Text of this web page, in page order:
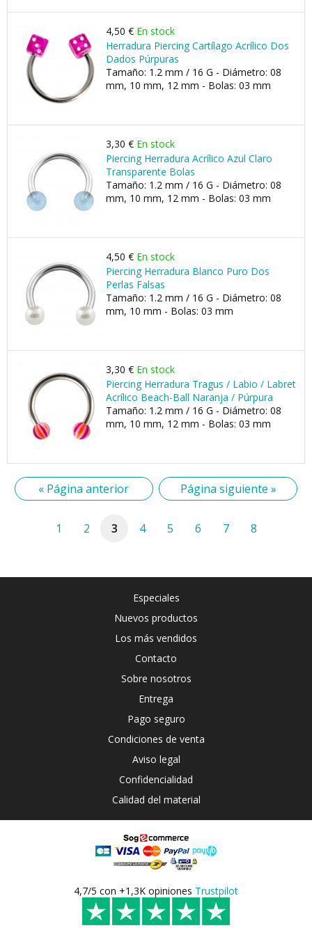
4,50 € En stock
Herradura Piercing Cartílago Acrílico Dos
Dados Púrpuras
Tamaño: 1.2 mm / 16 G - Diámetro: 08
mm, 10 mm, 12 mm - Bolas: 03 mm
3,30 € En stock
Piercing Herradura Acrílico Azul Claro
Transparente Bolas
Tamaño: 1.2 mm / 16 G - Diámetro: 08
mm, 10 mm, 12 mm - Bolas: 03 mm
4,50 € En stock
Piercing Herradura Blanco Puro Dos
Perlas Falsas
Tamaño: 1.2 mm / 16 G - Diámetro: 08
mm, 10 mm - Bolas: 03 mm
3,30 € En stock
Piercing Herradura Tragus / Labio / Labret
Acrílico Beach-Ball Naranja / Púrpura
Tamaño: 1.2 mm / 16 G - Diámetro: 08
mm, 10 mm, 12 mm - Bolas: 03 mm
« Página anterior Página siguiente »
1 2 3 4 5 6 7 8
Especiales
Nuevos productos
Los más vendidos
Contacto
Sobre nosotros
Entrega
Pago seguro
Condiciones de venta
Aviso legal
Confidencialidad
Calidad del material
4,7/5 con +1,3K opiniones Trustpilot